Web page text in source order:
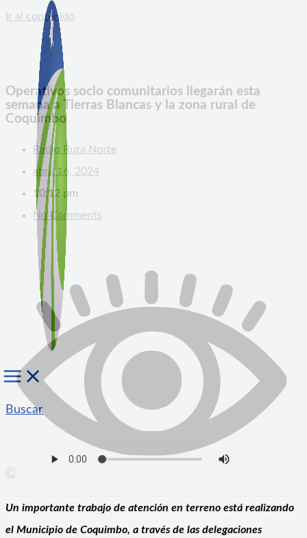
Ir al contenido
Buscar
Operativos socio comunitarios llegarán esta
semana a Tierras Blancas y la zona rural de
Coquimbo
Radio Ruta Norte
abril 16, 2024
10:12 pm
No Comments
Un importante trabajo de atención en terreno está realizando
el Municipio de Coquimbo, a través de las delegaciones